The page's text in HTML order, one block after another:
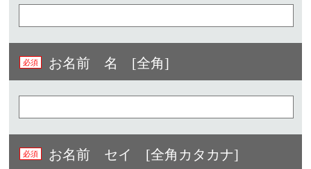
お名前 名 [全角]
お名前 セイ [全角カタカナ]